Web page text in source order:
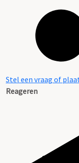
Stel een vraag of
Reageren